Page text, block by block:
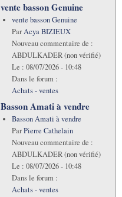
vente basson Genuine
vente basson Genuine
ParAcya BIZIEUX
Nouveau commentaire de :
ABDULKADER (non vérifié)
Le : 08/07/2026 - 10:48
Dans le forum :
Achats - ventes
Basson Amati à vendre
Basson Amati à vendre
ParPierre Cathelain
Nouveau commentaire de :
ABDULKADER (non vérifié)
Le : 08/07/2026 - 10:48
Dans le forum :
Achats - ventes